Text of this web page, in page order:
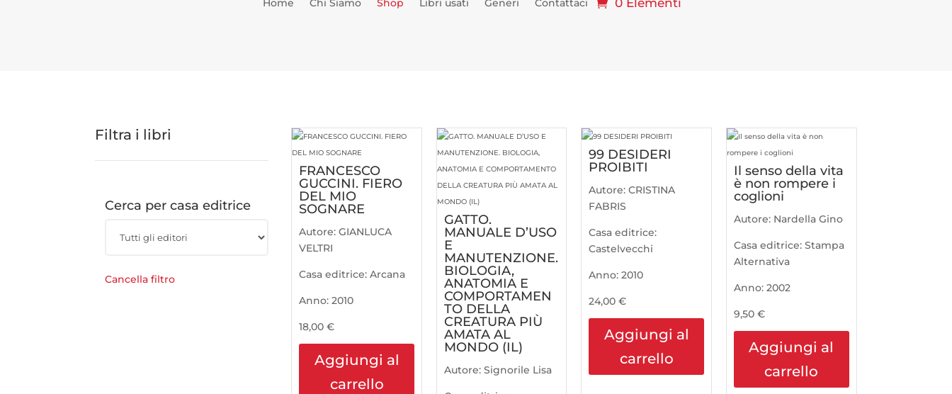
Home Chi Siamo Shop Libri usati Generi Contattaci 0 Elementi
Filtra i libri
Cerca per casa editrice
Cancella filtro
FRANCESCO
GUCCINI. FIERO
DEL MIO
SOGNARE
Autore:GIANLUCA
VELTRI
Casa editrice:Arcana
Anno:2010
18,00€
Aggiungi al
carrello
GATTO.
MANUALE D’USO
E
MANUTENZIONE.
BIOLOGIA,
ANATOMIA E
COMPORTAMEN
TO DELLA
CREATURA PIÙ
AMATA AL
MONDO (IL)
Autore: Signorile Lisa
99 DESIDERI
PROIBITI
Autore:CRISTINA
FABRIS
Casa editrice:
Castelvecchi
Anno:2010
24,00€
Aggiungi al
carrello
Il senso della vita
è non rompere i
coglioni
Autore: Nardella Gino
Casa editrice: Stampa
Alternativa
Anno: 2002
9,50 €
Aggiungi al
carrello